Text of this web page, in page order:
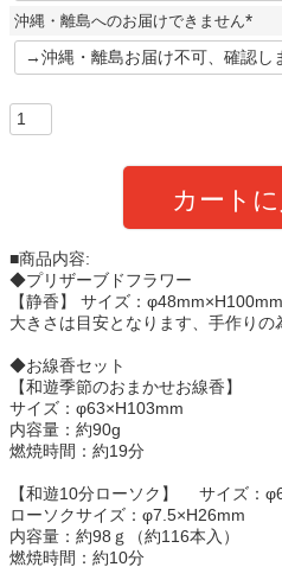
須
)
沖縄・離島へのお届けできません
(
必
須
カート
■商品内容:
◆プリザーブドフラワー
【静香】 サイズ：
大きさは目安となります、手作りの
◆お線香セット
【和遊季節のおまかせお線香】
サイズ：φ63×H103mm
内容量：約90g
燃焼時間：約19分
【和遊10分ローソク】 サイズ：
ローソクサイズ：φ7.5×H26mm
内容量：約98ｇ（約116本入）
燃焼時間：約10分